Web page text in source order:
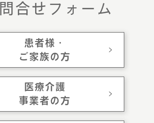
問合せフォーム
患者様・
ご家族の方
医療介護
事業者の方